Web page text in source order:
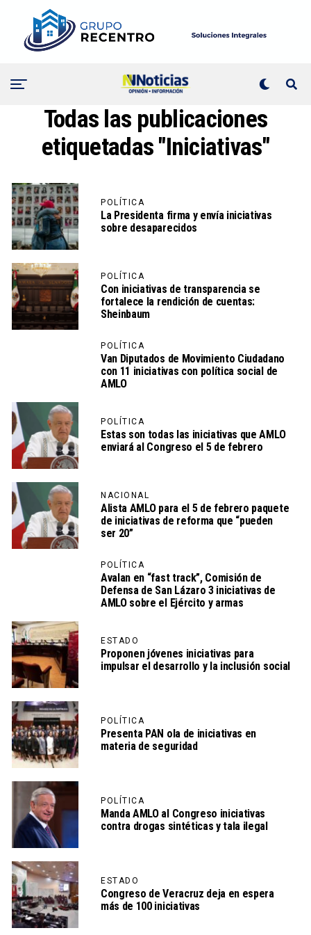
Todas las publicaciones
etiquetadas "Iniciativas"
POLÍTICA
La Presidenta firma y envía iniciativas
sobre desaparecidos
POLÍTICA
Con iniciativas de transparencia se
fortalece la rendición de cuentas:
Sheinbaum
POLÍTICA
Van Diputados de Movimiento Ciudadano
con 11 iniciativas con política social de
AMLO
POLÍTICA
Estas son todas las iniciativas que AMLO
enviará al Congreso el 5 de febrero
NACIONAL
Alista AMLO para el 5 de febrero paquete
de iniciativas de reforma que “pueden
ser 20”
POLÍTICA
Avalan en “fast track”, Comisión de
Defensa de San Lázaro 3 iniciativas de
AMLO sobre el Ejército y armas
ESTADO
Proponen jóvenes iniciativas para
impulsar el desarrollo y la inclusión social
POLÍTICA
Presenta PAN ola de iniciativas en
materia de seguridad
POLÍTICA
Manda AMLO al Congreso iniciativas
contra drogas sintéticas y tala ilegal
ESTADO
Congreso de Veracruz deja en espera
más de 100 iniciativas